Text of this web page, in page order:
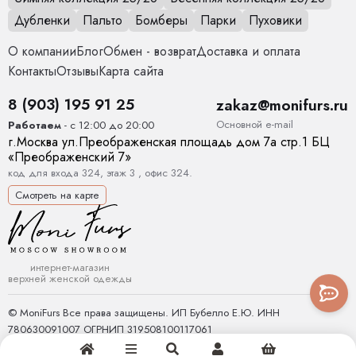
Тип карманов глубокие
Конструктивные элементы Карманы, Пояс
Тип рукава Втачной рукав.
Комплектация пояс 1шт, пальто 1 шт
Покрой Прямой
Вес 1.2 кг
Уход за вещами
Шлица Да
Дубленки
Пальто Бомберы Парки
Пуховики
О компанииБлогОбмен - возвратДоставка и оплата
КонтактыОтзывыКарта сайта
8 (903) 195 91 25
Работаем - с 12:00 до 20:00
zakaz@monifurs.ru
Основной е-mail
г.Москва ул.Преображенская площадь дом 7а стр.1 БЦ
«Преображенский 7»
код для входа 324, этаж 3 , офис 324.
Смотреть на карте
интернет-магазин
верхней женской одежды
© MoniFurs Все права защищены. ИП Бубелло Е.Ю. ИНН
780630091007 ОГРНИП 319508100117061